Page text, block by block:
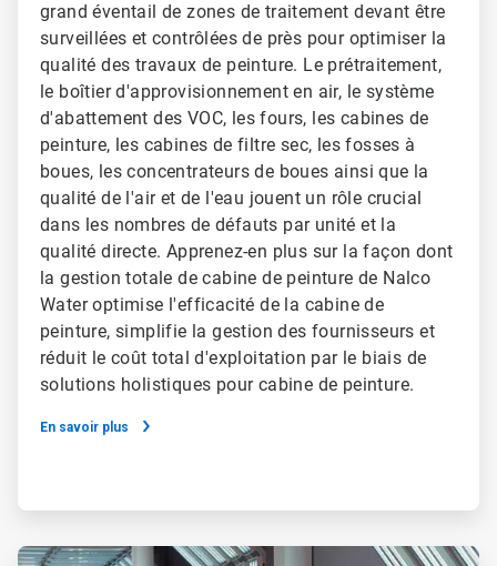
grand éventail de zones de traitement devant être
surveillées et contrôlées de près pour optimiser la
qualité des travaux de peinture. Le prétraitement,
le boîtier d'approvisionnement en air, le système
d'abattement des VOC, les fours, les cabines de
peinture, les cabines de filtre sec, les fosses à
boues, les concentrateurs de boues ainsi que la
qualité de l'air et de l'eau jouent un rôle crucial
dans les nombres de défauts par unité et la
qualité directe. Apprenez-en plus sur la façon dont
la gestion totale de cabine de peinture de Nalco
Water optimise l'efficacité de la cabine de
peinture, simplifie la gestion des fournisseurs et
réduit le coût total d'exploitation par le biais de
solutions holistiques pour cabine de peinture.
En savoir plus
ArticleTile